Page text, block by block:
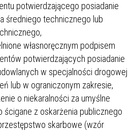
potwierdzającego posiadanie
średniego technicznego lub
własnoręcznym podpisem
potwierdzających posiadanie
w specjalności drogowej
lub w ograniczonym zakresie,
o niekaralności za umyślne
ścigane z oskarżenia publicznego
skarbowe (wzór